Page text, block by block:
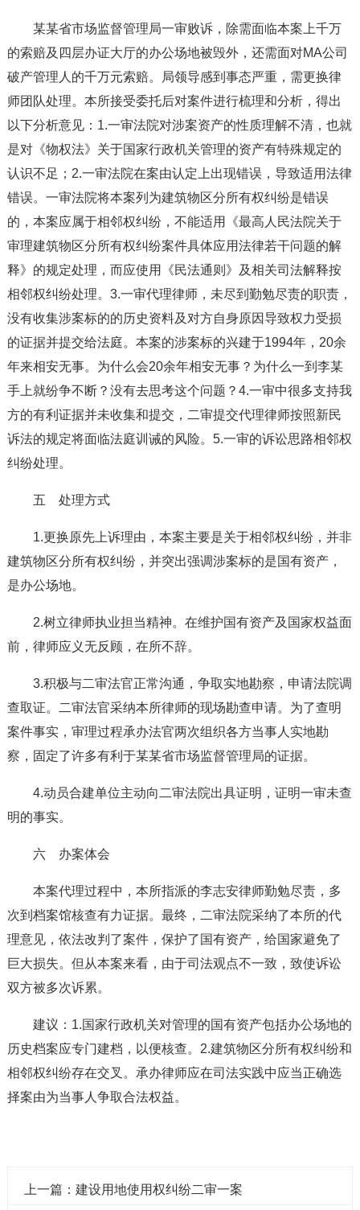
某某省市场监督管理局一审败诉，除需面临本案上千万
的索赔及四层办证大厅的办公场地被毁外，还需面对MA公司
破产管理人的千万元索赔。局领导感到事态严重，需更换律
师团队处理。本所接受委托后对案件进行梳理和分析，得出
以下分析意见：1.一审法院对涉案资产的性质理解不清，也就
是对《物权法》关于国家行政机关管理的资产有特殊规定的
认识不足；2.一审法院在案由认定上出现错误，导致适用法律
错误。一审法院将本案列为建筑物区分所有权纠纷是错误
的，本案应属于相邻权纠纷，不能适用《最高人民法院关于
审理建筑物区分所有权纠纷案件具体应用法律若干问题的解
释》的规定处理，而应使用《民法通则》及相关司法解释按
相邻权纠纷处理。3.一审代理律师，未尽到勤勉尽责的职责，
没有收集涉案标的的历史资料及对方自身原因导致权力受损
的证据并提交给法庭。本案的涉案标的兴建于1994年，20余
年来相安无事。为什么会20余年相安无事？为什么一到李某
手上就纷争不断？没有去思考这个问题？4.一审中很多支持我
方的有利证据并未收集和提交，二审提交代理律师按照新民
诉法的规定将面临法庭训诫的风险。5.一审的诉讼思路相邻权
纠纷处理。
五 处理方式
1.更换原先上诉理由，本案主要是关于相邻权纠纷，并非
建筑物区分所有权纠纷，并突出强调涉案标的是国有资产，
是办公场地。
2.树立律师执业担当精神。在维护国有资产及国家权益面
前，律师应义无反顾，在所不辞。
3.积极与二审法官正常沟通，争取实地勘察，申请法院调
查取证。二审法官采纳本所律师的现场勘查申请。为了查明
案件事实，审理过程承办法官两次组织各方当事人实地勘
察，固定了许多有利于某某省市场监督管理局的证据。
4.动员合建单位主动向二审法院出具证明，证明一审未查
明的事实。
六 办案体会
本案代理过程中，本所指派的李志安律师勤勉尽责，多
次到档案馆核查有力证据。最终，二审法院采纳了本所的代
理意见，依法改判了案件，保护了国有资产，给国家避免了
巨大损失。但从本案来看，由于司法观点不一致，致使诉讼
双方被多次诉累。
建议：1.国家行政机关对管理的国有资产包括办公场地的
历史档案应专门建档，以便核查。2.建筑物区分所有权纠纷和
相邻权纠纷存在交叉。承办律师应在司法实践中应当正确选
择案由为当事人争取合法权益。
上一篇：建设用地使用权纠纷二审一案